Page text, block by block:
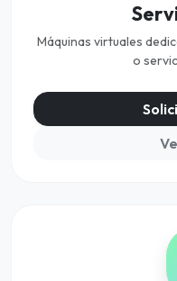
Máquinas virtuales
o